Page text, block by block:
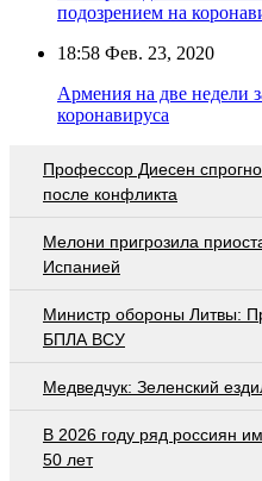
подозрением на
18:58 Фев. 23, 2020
Армения на две недели
коронавируса
Профессор Диесен
после конфликта
Мелони пригрозила
Испанией
Министр обороны Литвы:
БПЛА ВСУ
Медведчук: Зеленский
В 2026 году ряд россиян
50 лет